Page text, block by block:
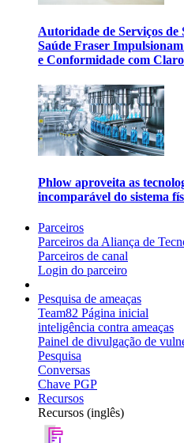
Autoridade de Serviços
Saúde Fraser
e Conformidade com
Phlow aproveita as
incomparável do sistema
Parceiros
Parceiros da Aliança de
Parceiros de canal
Login do parceiro
Pesquisa de ameaças
Team82 Página inicial
inteligência contra ameaças
Painel de divulgação de
Pesquisa
Conversas
Chave PGP
Recursos
Recursos (inglês)